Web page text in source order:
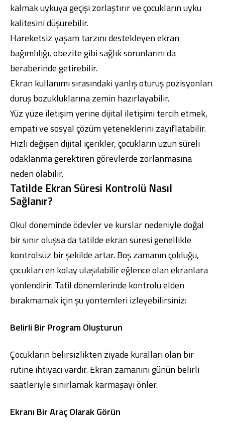
kalmak uykuya geçişi zorlaştırır ve çocukların uyku
kalitesini düşürebilir.
Hareketsiz yaşam tarzını destekleyen ekran
bağımlılığı, obezite gibi sağlık sorunlarını da
beraberinde getirebilir.
Ekran kullanımı sırasındaki yanlış oturuş pozisyonları
duruş bozukluklarına zemin hazırlayabilir.
Yüz yüze iletişim yerine dijital iletişimi tercih etmek,
empati ve sosyal çözüm yeteneklerini zayıflatabilir.
Hızlı değişen dijital içerikler, çocukların uzun süreli
odaklanma gerektiren görevlerde zorlanmasına
neden olabilir.
Tatilde Ekran Süresi Kontrolü Nasıl
Sağlanır?
Okul döneminde ödevler ve kurslar nedeniyle doğal
bir sınır oluşsa da tatilde ekran süresi genellikle
kontrolsüz bir şekilde artar. Boş zamanın çokluğu,
çocukları en kolay ulaşılabilir eğlence olan ekranlara
yönlendirir. Tatil dönemlerinde kontrolü elden
bırakmamak için şu yöntemleri izleyebilirsiniz:
Belirli Bir Program Oluşturun
Çocukların belirsizlikten ziyade kuralları olan bir
rutine ihtiyacı vardır. Ekran zamanını günün belirli
saatleriyle sınırlamak karmaşayı önler.
Ekranı Bir Araç Olarak Görün